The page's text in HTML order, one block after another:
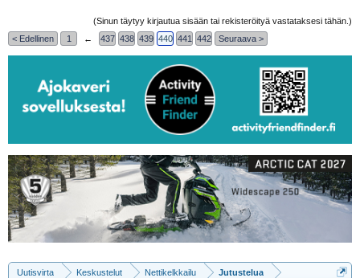
(Sinun täytyy kirjautua sisään tai rekisteröityä vastataksesi tähän.)
< Edellinen
1 ← 437 438 439 440 441 442 Seuraava >
Uutisvirta Keskustelut Nettikelkkailu Jutustelua